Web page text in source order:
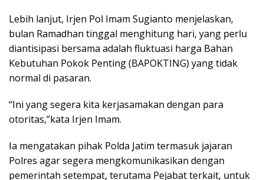
Lebih lanjut, Irjen Pol Imam Sugianto menjelaskan,
bulan Ramadhan tinggal menghitung hari, yang perlu
diantisipasi bersama adalah fluktuasi harga Bahan
Kebutuhan Pokok Penting (BAPOKTING) yang tidak
normal di pasaran.
“Ini yang segera kita kerjasamakan dengan para
otoritas,”kata Irjen Imam.
Ia mengatakan pihak Polda Jatim termasuk jajaran
Polres agar segera mengkomunikasikan dengan
pemerintah setempat, terutama Pejabat terkait, untuk